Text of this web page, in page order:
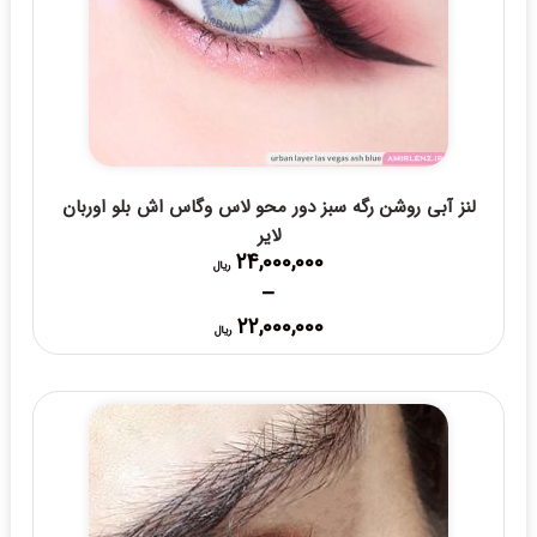
لنز آبی روشن رگه سبز دور محو لاس وگاس اش بلو اوربان
لایر
24,000,000 ریال
–
22,000,000 ریال
Price
range:
through
24,000,000 ریال